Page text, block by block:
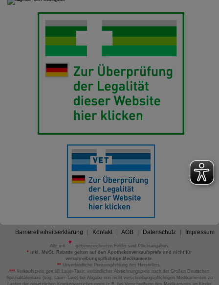
Barrierefreiheitserklärung Kontakt AGB Datenschutz Impressum
Alle mit
gekennzeichneten Felder sind Pflichtangaben.
*inkl. MwSt. Rabatte gelten auf den Apothekenverkaufspreis und nicht für
verschreibungspflichtige Medikamente.
** Unverbindliche Preisempfehlung des Herstellers.
*** Verkaufspreis gemäß Lauer-Taxe; verbindlicher Abrechnungspreis nach der Großen Deutschen
Spezialitätentaxe (sog. Lauer-Taxe) bei Abgabe von nicht verschreibungspflichtigen Medikamenten zu
Lasten der gesetzlichen Krankenversicherungen (z.B. bei Verschreibung des Medikaments an Kinder